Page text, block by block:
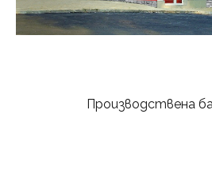
Производствена